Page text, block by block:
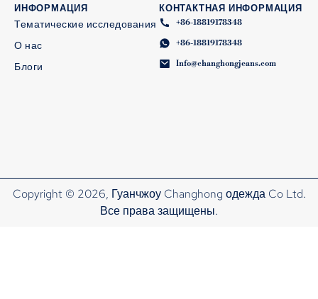
ИНФОРМАЦИЯ
Тематические исследования
О нас
Блоги
КОНТАКТНАЯ ИНФОРМАЦИЯ
+86-18819178348
+86-18819178348
Info@changhongjeans.com
Copyright © 2026, Гуанчжоу Changhong одежда Co Ltd.
Все права защищены.